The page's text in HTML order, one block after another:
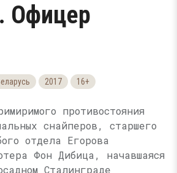
Офицер
2017 16+
противостояния
снайперов, старшего
отдела Егорова
Фон Дибица, начавшаяся
Сталинграде